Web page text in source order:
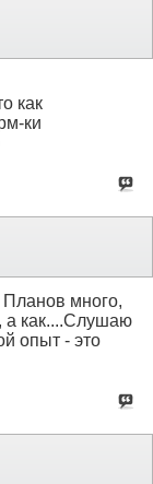
как
ки
много,
а как....Слушаю
опыт - это